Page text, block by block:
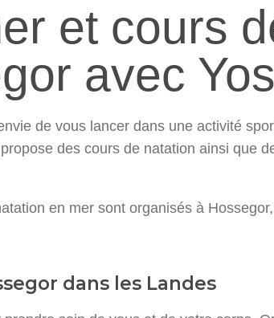
et cours
avec
de vous lancer dans une activité
des cours de natation ainsi que
en mer sont organisés à
dans les Landes